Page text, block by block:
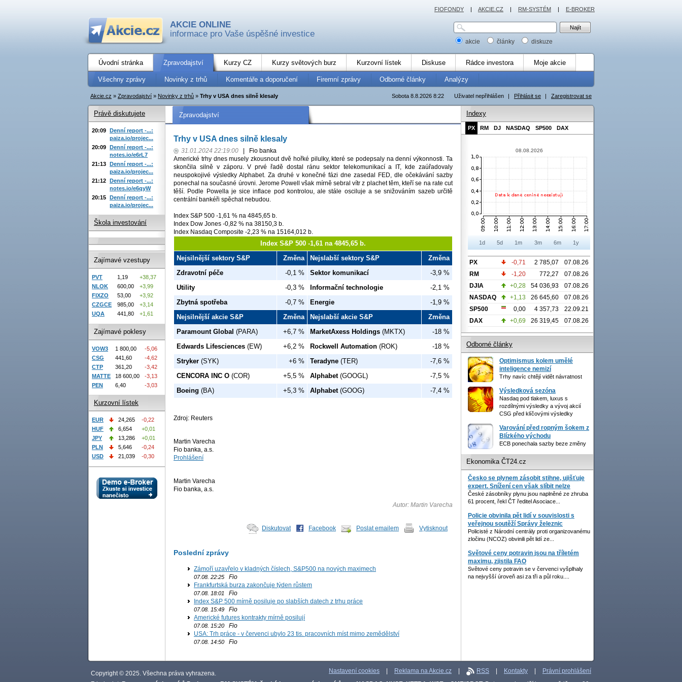
AKCIE ONLINE
informace pro Vaše úspěšné investice
akcie články diskuze
Úvodní stránka Zpravodajství Kurzy CZ Kurzy světových burz Kurzovní lístek Diskuse Rádce investora Moje akcie
Všechny zprávy Novinky z trhů Komentáře a doporučení Firemní zprávy Odborné články Analýzy
Uživatel nepřihlášen | Přihlásit se | Zaregistrovat se
Sobota 8.8.2026 8:22
Akcie.cz » Zpravodajství » Novinky z trhů » Trhy v USA dnes silně klesaly
Zpravodajství
Trhy v USA dnes silně klesaly
31.01.2024 22:19:00
Fio banka
Americké trhy dnes musely zkousnout dvě hořké pilulky, které se podepsaly na denní výkonnosti. Ta
skončila silně v záporu. V prvé řadě dostal ránu sektor telekomunikací a IT, kde zaúřadovaly
neuspokojivé výsledky Alphabet. Za druhé v konečné fázi dne zasedal FED, dle očekávání sazby
ponechal na současné úrovni. Jerome Powell však mírně sebral vítr z plachet těm, kteří se na rate cut
těší. Podle Powella je sice inflace pod kontrolou, ale stále osciluje a se snižováním sazeb určitě
centrální bankéři spěchat nebudou.
Index S&P 500 -1,61 % na 4845,65 b.
Index Dow Jones -0,82 % na 38150,3 b.
Index Nasdaq Composite -2,23 % na 15164,012 b.
Index S&P 500 -1,61 na 4845,65 b.
Nejsilnější sektory S&P
Změna Nejslabší sektory S&P
Změna
Zdravotní péče
-0,1 % Sektor komunikací
-3,9 %
Utility
-0,3 % Informační technologie
-2,1 %
Zbytná spotřeba
-0,7 % Energie
-1,9 %
Nejsilnější akcie S&P
Změna Nejslabší akcie S&P
Změna
Paramount Global (PARA) +6,7 % MarketAxess Holdings (MKTX)
-18 %
Edwards Lifesciences (EW) +6,2 % Rockwell Automation (ROK)
-18 %
Stryker (SYK) +6 % Teradyne (TER)
-7,6 %
CENCORA INC O (COR) +5,5 % Alphabet(GOOGL)
-7,5 %
Boeing (BA) +5,3 % Alphabet(GOOG) -7,4 %
Zdroj: Reuters
Martin Varecha
Fio banka, a.s.
Prohlášení
Martin Varecha
Fio banka, a.s.
Autor: Martin Varecha
Diskutovat Facebook Poslat emailem Vytisknout
Poslední zprávy
Zámoří uzavřelo v kladných číslech, S&P500 na nových maximech
07.08. 22:25 Fio
Frankfurtská burza zakončuje týden růstem
07.08. 18:01
Fio
Index S&P 500 mírně posiluje po slabších datech z trhu práce
07.08. 15:49 Fio
Americké futures kontrakty mírně posilují
07.08. 15:20 Fio
USA: Trh práce - v červenci ubylo 23 tis. pracovních míst mimo zemědělství
07.08. 14:50 Fio
Právě diskutujete
20:09 Denní report -...:
paiza.io/projec...
20:09 Denní report -...:
notes.io/e6rL7
21:13 Denní report -...:
paiza.io/projec...
21:12 Denní report -...:
notes.io/e6qyW
20:15 Denní report -...:
paiza.io/projec...
Škola investování
Zajímavé vzestupy
PVT 1,19
+38,37
NLOK
600,00
+3,99
FIXZO
53,00
+3,92
CZGCE
985,00
+3,14
UQA
441,80 +1,61
Zajímavé poklesy
VOW3 1 800,00
-5,06
CSG
441,60
-4,62
CTP
361,20
-3,42
MATTE
18 600,00
-3,13
PEN
6,40 -3,03
Kurzovní lístek
EUR 24,265
-0,22
HUF
6,654
+0,01
JPY
13,286
+0,01
PLN
5,646
-0,24
USD
21,039 -0,30
Indexy
PX RM DJ NASDAQ SP500 DAX
08.08.2026
1d 5d 1m 3m 6m 1y
PX -0,71 2 785,07
07.08.26
RM
-1,20 772,27
07.08.26
DJIA
+0,28 54 036,93
07.08.26
NASDAQ
+1,13 26 645,60
07.08.26
SP500
0,00 4 357,73
22.09.21
DAX
+0,69 26 319,45 07.08.26
Odborné články
Optimismus kolem umělé
inteligence nemizí
Trhy navíc chtějí vidět návratnost
Výsledková sezóna
Nasdaq pod tlakem, luxus s
rozdílnými výsledky a vývoj akcií
CSG před klíčovými výsledky
Varování před ropným šokem z
Blízkého východu
ECB ponechala sazby beze změny
Ekonomika ČT24.cz
Česko se plynem zásobit stihne, ujišťuje
expert. Snížení cen však slíbit nelze
České zásobníky plynu jsou naplněné ze zhruba
61 procent, řekl ČT ředitel Asociace...
Policie obvinila pět lidí v souvislosti s
veřejnou soutěží Správy železnic
Policisté z Národní centrály proti organizovanému
zločinu (NCOZ) obvinili pět lidí ze...
Světové ceny potravin jsou na tříletém
maximu, zjistila FAO
Světové ceny potravin se v červenci vyšplhaly
na nejvyšší úroveň asi za tři a půl roku....
FIOFONDY | AKCIE.CZ | RM-SYSTÉM | E-BROKER
Nastavení cookies Reklama na Akcie.cz RSS Kontakty Právní prohlášení
Copyright © 2025. Všechna práva vyhrazena.